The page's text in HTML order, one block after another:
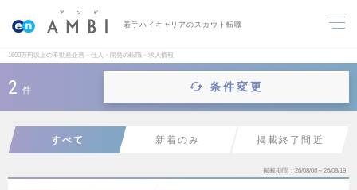
若手ハイキャリアのスカウト転職
1600万円以上の不動産企画・仕入・開発の転職・求人情報
2 件 条件変更
すべて 新着のみ 掲載終了間近
掲載期間 26/08/06～26/08/19